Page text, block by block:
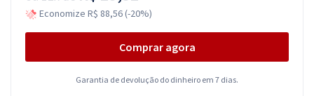
Economize R$ 88,56 (-20%)
Comprar agora
Garantia de devolução do dinheiro em 7 dias.